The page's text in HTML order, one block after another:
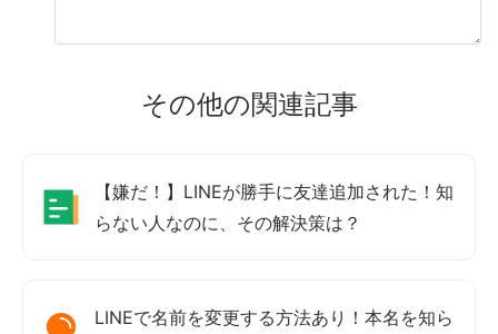
その他の関連記事
【嫌だ！】LINEが勝手に友達追加された！知
らない人なのに、その解決策は？
LINEで名前を変更する方法あり！本名を知ら